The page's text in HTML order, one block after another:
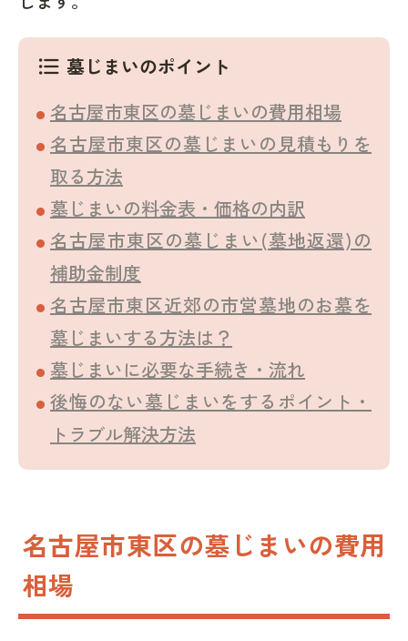
format_list_bulleted 墓じまいのポイント
名古屋市東区の墓じまいの費用相場
名古屋市東区の墓じまいの見積もりを
取る方法
墓じまいの料金表・価格の内訳
名古屋市東区の墓じまい(墓地返還)の
補助金制度
名古屋市東区近郊の市営墓地のお墓を
墓じまいする方法は？
墓じまいに必要な手続き・流れ
後悔のない墓じまいをするポイント・
トラブル解決方法
名古屋市東区の墓じまいの費用
相場